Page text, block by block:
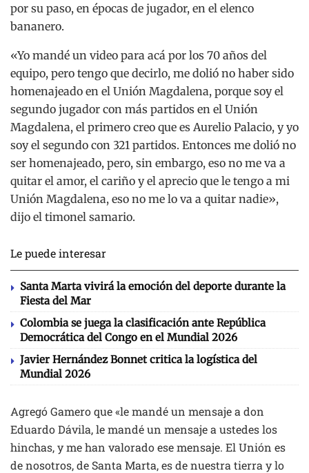
por su paso, en épocas de jugador, en el elenco
bananero.
«Yo mandé un video para acá por los 70 años del
equipo, pero tengo que decirlo, me dolió no haber sido
homenajeado en el Unión Magdalena, porque soy el
segundo jugador con más partidos en el Unión
Magdalena, el primero creo que es Aurelio Palacio, y yo
soy el segundo con 321 partidos. Entonces me dolió no
ser homenajeado, pero, sin embargo, eso no me va a
quitar el amor, el cariño y el aprecio que le tengo a mi
Unión Magdalena, eso no me lo va a quitar nadie»,
dijo el timonel samario.
Le puede interesar
Santa Marta vivirá la emoción del deporte durante la
Fiesta del Mar
Colombia se juega la clasificación ante República
Democrática del Congo en el Mundial 2026
Javier Hernández Bonnet critica la logística del
Mundial 2026
Agregó Gamero que «le mandé un mensaje a don
Eduardo Dávila, le mandé un mensaje a ustedes los
hinchas, y me han valorado ese mensaje. El Unión es
de nosotros, de Santa Marta, es de nuestra tierra y lo